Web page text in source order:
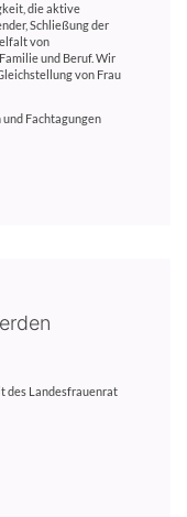
die aktive
Schließung der
von
und Beruf. Wir
von Frau
Fachtagungen
des Landesfrauenrat